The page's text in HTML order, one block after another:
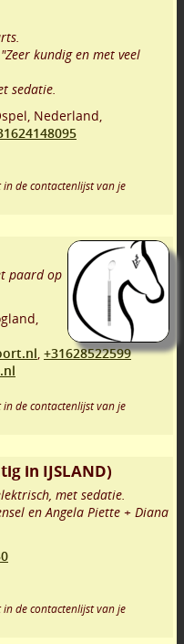
kundig en met veel
sedatie.
Nederland,
de contactenlijst van je
paard op
+31628522599
de contactenlijst van je
in IJSLAND)
met sedatie.
en Angela Piette + Diana
de contactenlijst van je